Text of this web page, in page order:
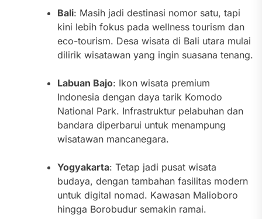
Bali: Masih jadi destinasi nomor satu, tapi
kini lebih fokus pada wellness tourism dan
eco-tourism. Desa wisata di Bali utara mulai
dilirik wisatawan yang ingin suasana tenang.
Labuan Bajo: Ikon wisata premium
Indonesia dengan daya tarik Komodo
National Park. Infrastruktur pelabuhan dan
bandara diperbarui untuk menampung
wisatawan mancanegara.
Yogyakarta: Tetap jadi pusat wisata
budaya, dengan tambahan fasilitas modern
untuk digital nomad. Kawasan Malioboro
hingga Borobudur semakin ramai.